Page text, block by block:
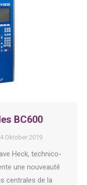
BC600
Oktober 2019
Heck, technico-
une nouveauté
centrales de la